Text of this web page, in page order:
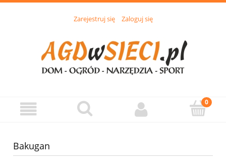
Zarejestruj się Zaloguj się
Bakugan